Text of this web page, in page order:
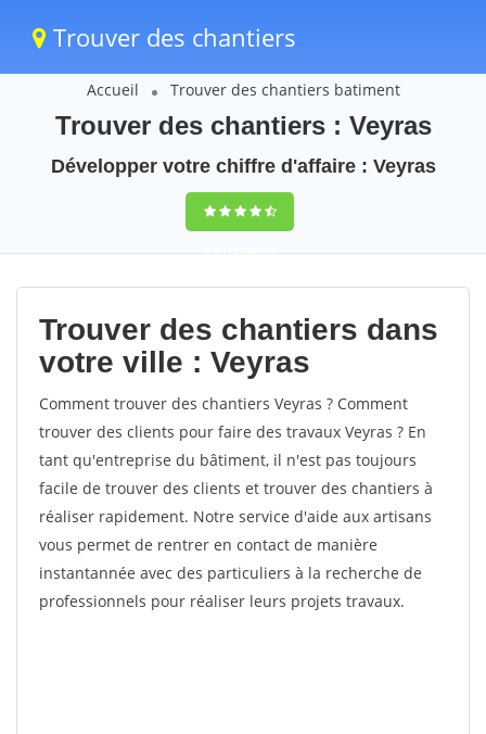
Trouver des chantiers
Accueil Trouver des chantiers batiment
Trouver des chantiers : Veyras
Développer votre chiffre d'affaire : Veyras
9,5(100%)39
votes
Trouver des chantiers dans
votre ville : Veyras
Comment trouver des chantiers Veyras ? Comment
trouver des clients pour faire des travaux Veyras ? En
tant qu'entreprise du bâtiment, il n'est pas toujours
facile de trouver des clients et trouver des chantiers à
réaliser rapidement. Notre service d'aide aux artisans
vous permet de rentrer en contact de manière
instantannée avec des particuliers à la recherche de
professionnels pour réaliser leurs projets travaux.